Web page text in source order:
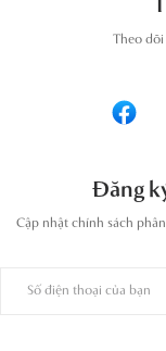
Theo dõi
Đăng
Cập nhật chính sách